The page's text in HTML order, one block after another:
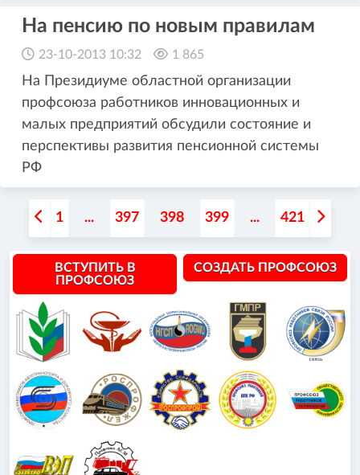
На пенсию по новым правилам
23-10-2013 10:32 1 865
На Президиуме областной организации
профсоюза работников инновационных и
малых предприятий обсудили состояние и
перспективы развития пенсионной системы
РФ
1 ... 397 398 399 ... 421
ВСТУПИТЬ В
ПРОФСОЮЗ
СОЗДАТЬ ПРОФСОЮЗ